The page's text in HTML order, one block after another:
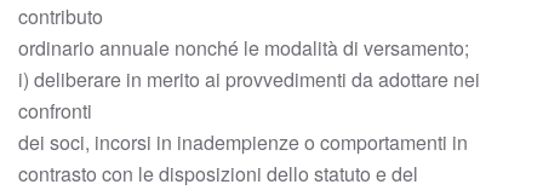
contributo
ordinario annuale nonché le modalità di versamento;
i) deliberare in merito ai provvedimenti da adottare nei
confronti
dei soci, incorsi in inadempienze o comportamenti in
contrasto con le disposizioni dello statuto e del